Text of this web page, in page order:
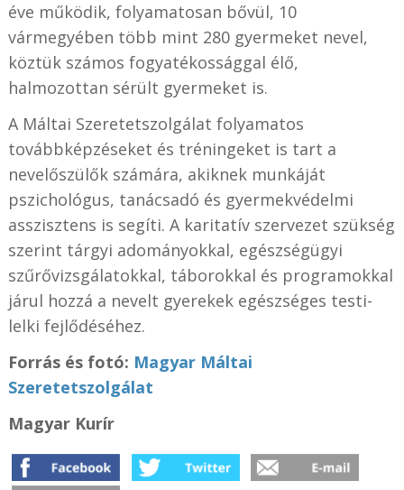
éve működik, folyamatosan bővül, 10
vármegyében több mint 280 gyermeket nevel,
köztük számos fogyatékossággal élő,
halmozottan sérült gyermeket is.
A Máltai Szeretetszolgálat folyamatos
továbbképzéseket és tréningeket is tart a
nevelőszülők számára, akiknek munkáját
pszichológus, tanácsadó és gyermekvédelmi
asszisztens is segíti. A karitatív szervezet szükség
szerint tárgyi adományokkal, egészségügyi
szűrővizsgálatokkal, táborokkal és programokkal
járul hozzá a nevelt gyerekek egészséges testi-
lelki fejlődéséhez.
Forrás és fotó: Magyar Máltai
Szeretetszolgálat
Magyar Kurír